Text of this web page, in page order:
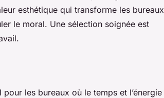
esthétique qui transforme les bureaux
le moral. Une sélection soignée est
pour les bureaux où le temps et l’énergie